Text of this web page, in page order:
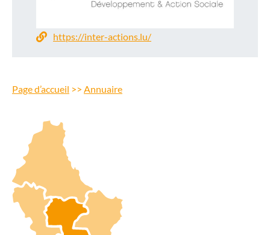
https://inter-actions.lu/
Page d’accueil >> Annuaire